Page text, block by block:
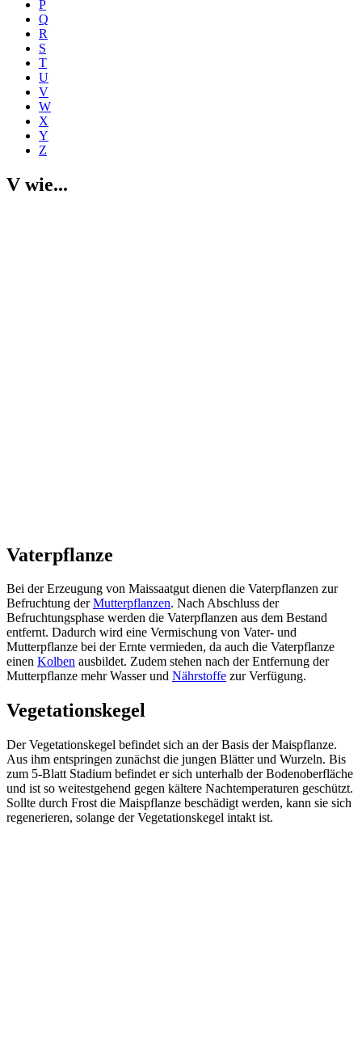
P
Q
R
S
T
U
V
W
X
Y
Z
V wie...
Vaterpflanze
Bei der Erzeugung von Maissaatgut dienen die Vaterpflanzen zur
Befruchtung derMutterpflanzen. Nach Abschluss der
Befruchtungsphase werden die Vaterpflanzen aus dem Bestand
entfernt. Dadurch wird eine Vermischung von Vater- und
Mutterpflanze bei der Ernte vermieden, da auch die Vaterpflanze
einen Kolben ausbildet. Zudem stehen nach der Entfernung der
Mutterpflanze mehr Wasser und Nährstoffe zur Verfügung.
Vegetationskegel
Der Vegetationskegel befindet sich an der Basis der Maispflanze.
Aus ihm entspringen zunächst die jungen Blätter und Wurzeln. Bis
zum 5-Blatt Stadium befindet er sich unterhalb der Bodenoberfläche
und ist so weitestgehend gegen kältere Nachtemperaturen geschützt.
Sollte durch Frost die Maispflanze beschädigt werden, kann sie sich
regenerieren, solange der Vegetationskegel intakt ist.